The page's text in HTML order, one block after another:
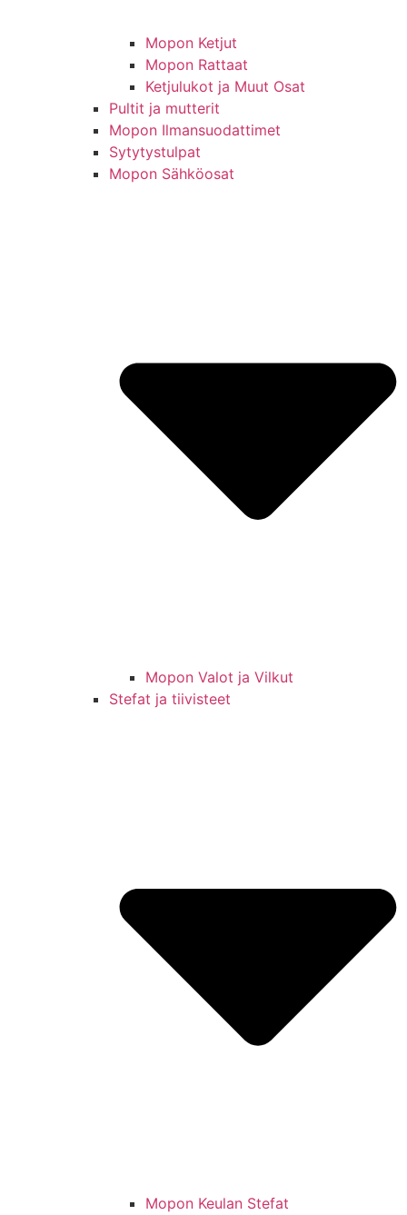
Mopon Ketjut
Mopon Rattaat
Ketjulukot ja Muut Osat
Pultit ja mutterit
Mopon Ilmansuodattimet
Sytytystulpat
Mopon Sähköosat
Mopon Valot ja Vilkut
Stefat ja tiivisteet
Mopon Keulan Stefat